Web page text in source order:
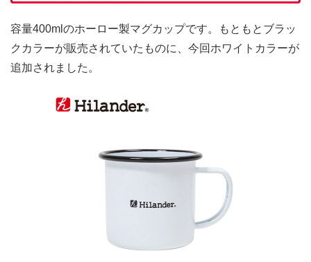
容量400mlのホーロー製マグカップです。もともとブラッ
クカラーが販売されていたものに、今回ホワイトカラーが
追加されました。